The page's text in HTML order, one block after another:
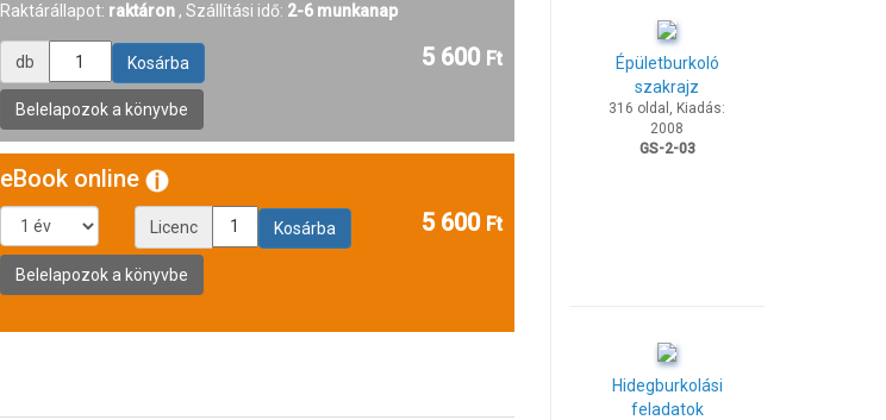
Raktárállapot: raktáron, Szállítási idő: 2-6 munkanap
db 5 600 Ft
eBook online
Licenc 5 600 Ft
Épületburkoló
szakrajz
316 oldal, Kiadás:
2008
GS-2-03
Hidegburkolási
feladatok